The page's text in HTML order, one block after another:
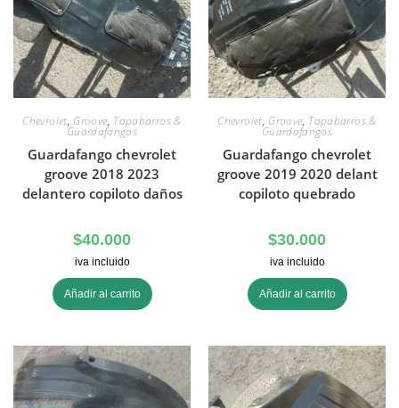
Chevrolet, Groove, Tapabarros &
Guardafangos
Guardafango chevrolet
groove 2018 2023
delantero copiloto daños
$40.000
iva incluido
Añadir al carrito
Chevrolet, Groove, Tapabarros &
Guardafangos
Guardafango chevrolet
groove 2019 2020 delant
copiloto quebrado
$30.000
iva incluido
Añadir al carrito